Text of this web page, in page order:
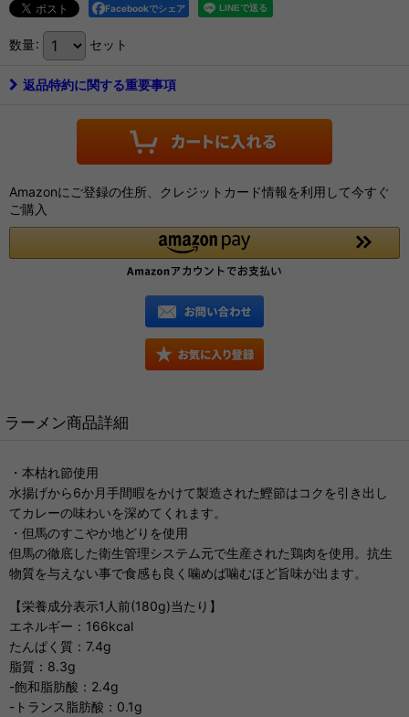
Facebookでシェア
数量: セット
返品特約に関する重要事項
Amazonにご登録の住所、クレジットカード情報を利用して今すぐ
ご購入
ラーメン商品詳細
・本枯れ節使用
水揚げから6か月手間暇をかけて製造された鰹節はコクを引き出し
てカレーの味わいを深めてくれます。
・但馬のすこやか地どりを使用
但馬の徹底した衛生管理システム元で生産された鶏肉を使用。抗生
物質を与えない事で食感も良く噛めば噛むほど旨味が出ます。
【栄養成分表示1人前(180g)当たり】
エネルギー：166kcal
たんぱく質：7.4g
脂質：8.3g
-飽和脂肪酸：2.4g
-トランス脂肪酸：0.1g